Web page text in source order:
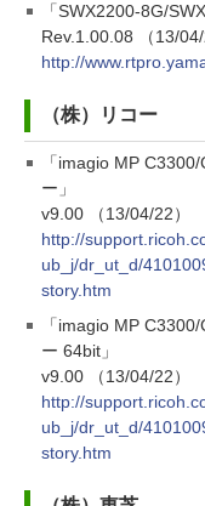
「SWX2200-8G/
Rev.1.00.08 （13/04/
http://
（株）リコー
「imagio MP
ー」
v9.00 （13/04/22）
http://
ub_j/dr_ut_d/
story.htm
「imagio MP
ー 64bit」
v9.00 （13/04/22）
http://
ub_j/dr_ut_d/
story.htm